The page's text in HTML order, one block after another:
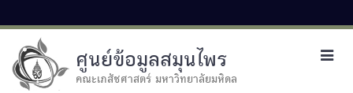
ศูนย์ข้อมูลสมุนไพร
คณะเภสัชศาสตร์ มหาวิทยาลัยมหิดล